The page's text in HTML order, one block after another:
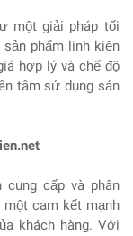
một giải pháp tối
phẩm linh kiện
hợp lý và chế độ
tâm sử dụng sản
cung cấp và phân
cam kết mạnh
khách hàng. Với